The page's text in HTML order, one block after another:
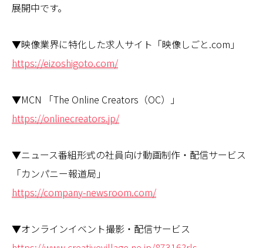
展開中です。
▼映像業界に特化した求人サイト「映像しごと.com」
https://eizoshigoto.com/
▼MCN 「The Online Creators（OC）」
https://onlinecreators.jp/
▼ニュース番組形式の社員向け動画制作・配信サービス
「カンパニー報道局」
https://company-newsroom.com/
▼オンラインイベント撮影・配信サービス